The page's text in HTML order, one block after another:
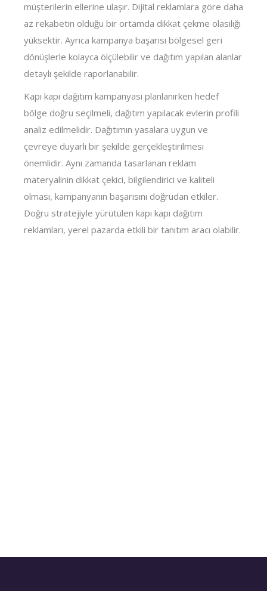
müşterilerin ellerine ulaşır. Dijital reklamlara göre daha
az rekabetin olduğu bir ortamda dikkat çekme olasılığı
yüksektir. Ayrıca kampanya başarısı bölgesel geri
dönüşlerle kolayca ölçülebilir ve dağıtım yapılan alanlar
detaylı şekilde raporlanabilir.
Kapı kapı dağıtım kampanyası planlanırken hedef
bölge doğru seçilmeli, dağıtım yapılacak evlerin profili
analiz edilmelidir. Dağıtımın yasalara uygun ve
çevreye duyarlı bir şekilde gerçekleştirilmesi
önemlidir. Aynı zamanda tasarlanan reklam
materyalinin dikkat çekici, bilgilendirici ve kaliteli
olması, kampanyanın başarısını doğrudan etkiler.
Doğru stratejiyle yürütülen kapı kapı dağıtım
reklamları, yerel pazarda etkili bir tanıtım aracı olabilir.